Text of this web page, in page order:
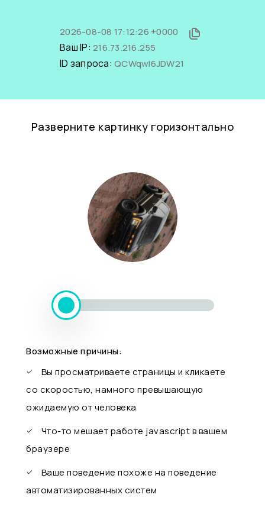
2026-08-08 17:12:26 +0000
Ваш IP: 216.73.216.255
ID запроса: QCWqwI6JDW21
Разверните картинку горизонтально
Возможные причины:
Вы просматриваете страницы и кликаете
со скоростью, намного превышающую
ожидаемую от человека
Что-то мешает работе javascript в вашем
браузере
Ваше поведение похоже на поведение
автоматизированных систем